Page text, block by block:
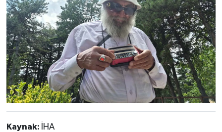
Kaynak: İHA